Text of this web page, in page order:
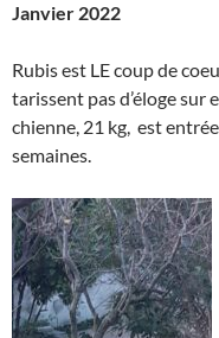
Janvier 2022
Rubis est LE coup de
tarissent pas d’éloge sur
chienne, 21 kg, est
semaines.